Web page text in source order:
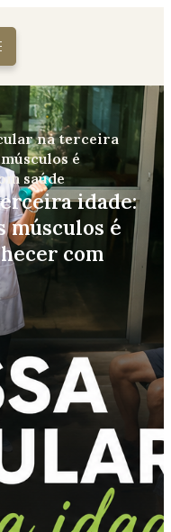
na terceira
é
saúde
idade:
músculos é
com